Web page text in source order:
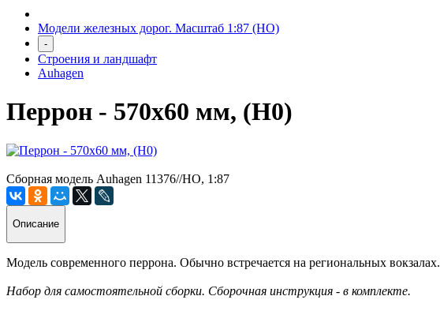
Модели железных дорог. Масштаб 1:87 (HO)
-
Строения и ландшафт
Auhagen
Перрон - 570х60 мм, (H0)
Сборная модель Auhagen 11376//HO, 1:87
Описание
Модель современного перрона. Обычно встречается на региональных вокзалах.
Набор для самостоятельной сборки. Сборочная инструкция - в комплекте.